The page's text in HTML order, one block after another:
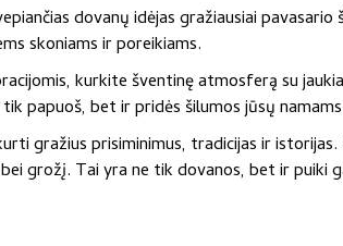
dovanų idėjas gražiausiai
skoniams ir poreikiams.
kurkite šventinę atmosferą su
papuoš, bet ir pridės šilumos jūsų
gražius prisiminimus, tradicijas ir
grožį. Tai yra ne tik dovanos, bet ir puiki